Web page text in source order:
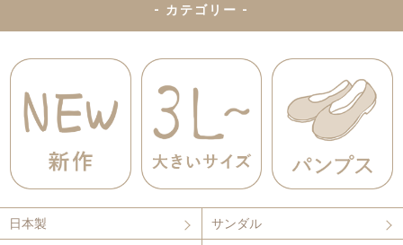
- カテゴリー -
日本製 サンダル